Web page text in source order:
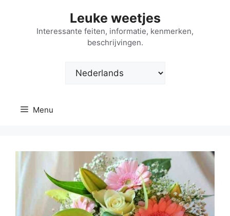
Leuke weetjes
Interessante feiten, informatie, kenmerken,
beschrijvingen.
Kies
Menu